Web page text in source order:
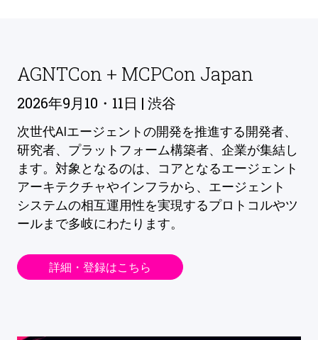
AGNTCon + MCPCon Japan
2026年9月10・11日 | 渋谷
次世代AIエージェントの開発を推進する開発者、
研究者、プラットフォーム構築者、企業が集結し
ます。対象となるのは、コアとなるエージェント
アーキテクチャやインフラから、エージェント
システムの相互運用性を実現するプロトコルやツ
ールまで多岐にわたります。
詳細・登録はこちら